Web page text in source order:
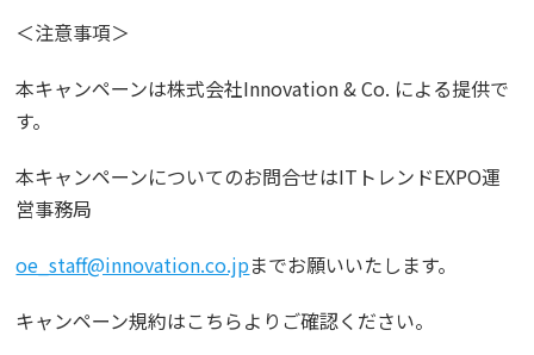
＜注意事項＞
本キャンペーンは株式会社Innovation & Co. による提供で
す。
本キャンペーンについてのお問合せはIT トレンドEXPO運
営事務局
oe_staff@innovation.co.jpまでお願いいたします。
キャンペーン規約はこちらよりご確認ください。